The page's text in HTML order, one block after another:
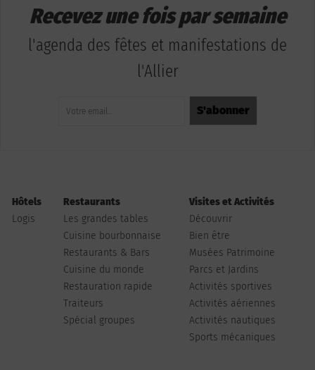
Recevez une fois par semaine
l'agenda des fêtes et manifestations de
l'Allier
Hôtels
Logis
Restaurants
Les grandes tables
Cuisine bourbonnaise
Restaurants & Bars
Cuisine du monde
Restauration rapide
Traiteurs
Spécial groupes
Visites et Activités
Découvrir
Bien être
Musées Patrimoine
Parcs et Jardins
Activités sportives
Activités aériennes
Activités nautiques
Sports mécaniques